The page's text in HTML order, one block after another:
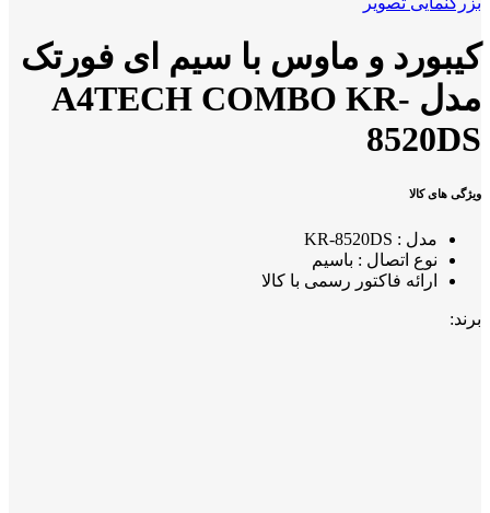
کیبورد و ماوس با سیم ای فورتک
مدل A4TECH COMBO KR-
8520DS
ویژگی های کالا
مدل : KR-8520DS
نوع اتصال : باسیم
ارائه فاکتور رسمی با کالا
برند: